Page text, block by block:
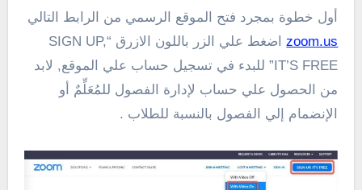
أول خطوة بمجرد فتح الموقع الرسمي من الرابط التالي
zoom.us
اضغط علي الزر باللون الازرق “SIGN UP,
IT’S FREE” للبدء في تسجيل حساب علي الموقع, لابد
من الحصول علي حساب لإدارة الفصول للمُعَلِّمٌ أو
الإنضمام إلي الفصول بالنسبة للطلاب .